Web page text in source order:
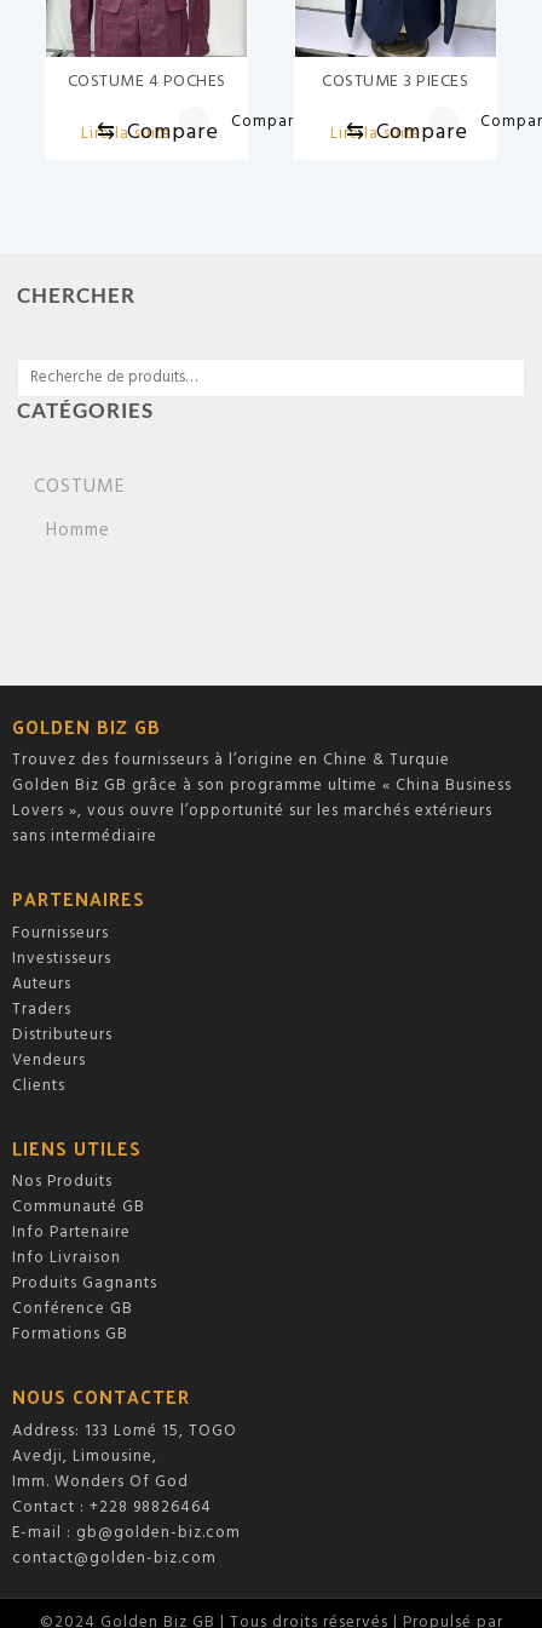
COSTUME 4 POCHES
Lire la suite
⇆ Compare Compare
COSTUME 3 PIECES
Lire la suite
⇆ Compare
CHERCHER
Recherche
pour :
CATÉGORIES
COSTUME
Homme
GOLDEN BIZ GB
Trouvez des fournisseurs à l’origine en Chine & Turquie
Golden Biz GB grâce à son programme ultime « China Business
Lovers », vous ouvre l’opportunité sur les marchés extérieurs
sans intermédiaire
PARTENAIRES
Fournisseurs
Investisseurs
Auteurs
Traders
Distributeurs
Vendeurs
Clients
LIENS UTILES
Nos Produits
Communauté GB
Info Partenaire
Info Livraison
Produits Gagnants
Conférence GB
Formations GB
NOUS CONTACTER
Address: 133 Lomé 15, TOGO
Avedji, Limousine,
Imm. Wonders Of God
Contact : +228 98826464
E-mail : gb@golden-biz.com
contact@golden-biz.com
©2024 Golden Biz GB | Tous droits réservés | Propulsé par